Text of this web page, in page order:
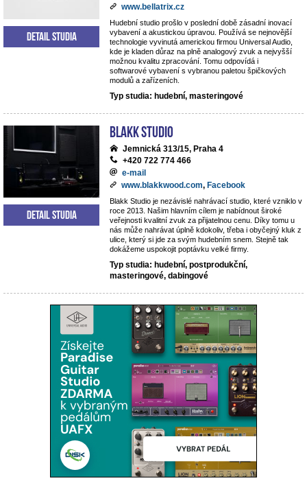
www.bellatrix.cz
Hudební studio prošlo v poslední době zásadní inovací
vybavení a akustickou úpravou. Používá se nejnovější
technologie vyvinutá americkou firmou Universal Audio,
kde je kladen důraz na plně analogový zvuk a nejvyšší
možnou kvalitu zpracování. Tomu odpovídá i
softwarové vybavení s vybranou paletou špičkových
modulů a zařízeních.
Typ studia: hudební, masteringové
Detail studia
Blakk Studio
Jemnická 313/15, Praha 4
+420 722 774 466
e-mail
www.blakkwood.com, Facebook
Blakk Studio je nezávislé nahrávací studio, které vzniklo v
roce 2013. Našim hlavním cílem je nabídnout široké
veřejnosti kvalitní zvuk za přijatelnou cenu. Díky tomu u
nás může nahrávat úplně kdokoliv, třeba i obyčejný kluk z
ulice, který si jde za svým hudebním snem. Stejně tak
dokážeme uspokojit poptávku velké firmy.
Typ studia: hudební, postprodukční,
masteringové, dabingové
Detail studia